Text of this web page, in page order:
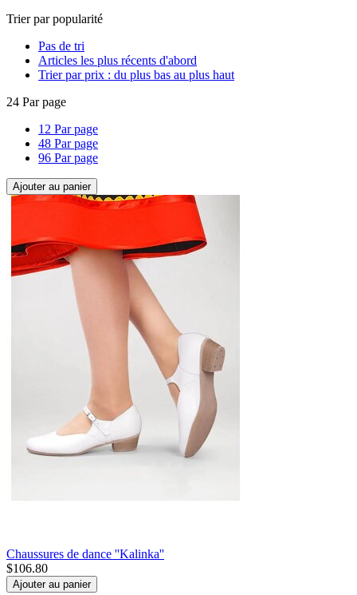
Trier par popularité
Pas de tri
Articles les plus récents d'abord
Trier par prix : du plus bas au plus haut
24 Par page
12 Par page
48 Par page
96 Par page
Ajouter au panier
Chaussures de dance ''Kalinka''
$106.80
Ajouter au panier